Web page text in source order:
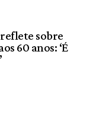
reflete sobre
60 anos: ‘É